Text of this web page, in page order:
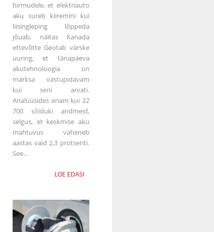
hirmudele, et elektriauto
aku sureb kiiremini kui
liisingleping lõppeda
jõuab, näitas Kanada
ettevõtte Geotab värske
uuring, et tänapäeva
akutehnoloogia on
märksa vastupidavam
kui seni arvati.
Analüüsides enam kui 22
700 sõiduki andmeid,
selgus, et keskmise aku
mahtuvus väheneb
aastas vaid 2,3 protsenti.
See...
LOE EDASI